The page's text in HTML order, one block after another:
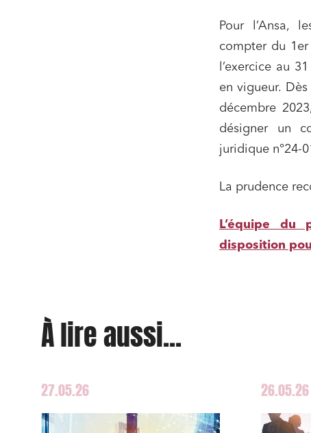
Pour l’Ansa,
compter du
l’exercice au
en vigueur. Dès
décembre
désigner un
juridique n°24-
La prudence
L’équipe du
disposition
À lire aussi...
27.05.26 26.05.26